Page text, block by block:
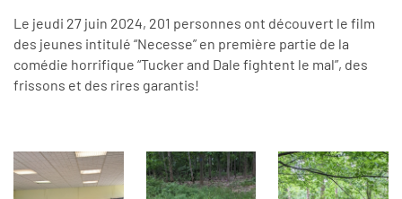
Le jeudi 27 juin 2024, 201 personnes ont découvert le film
des jeunes intitulé “Necesse” en première partie de la
comédie horrifique “Tucker and Dale fightent le mal”, des
frissons et des rires garantis!